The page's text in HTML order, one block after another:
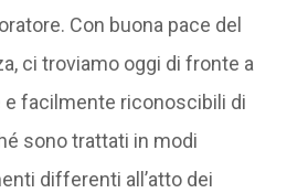
Con buona pace del
ci troviamo oggi di fronte a
facilmente riconoscibili di
sono trattati in modi
differenti all’atto dei